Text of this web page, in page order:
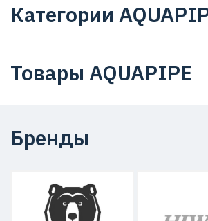
Категории
Товары AQUAPIPE
Бренды